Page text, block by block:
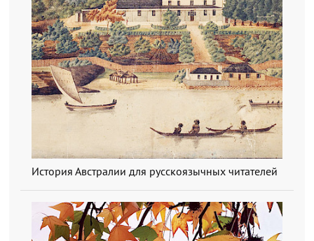
История Австралии для русскоязычных читателей